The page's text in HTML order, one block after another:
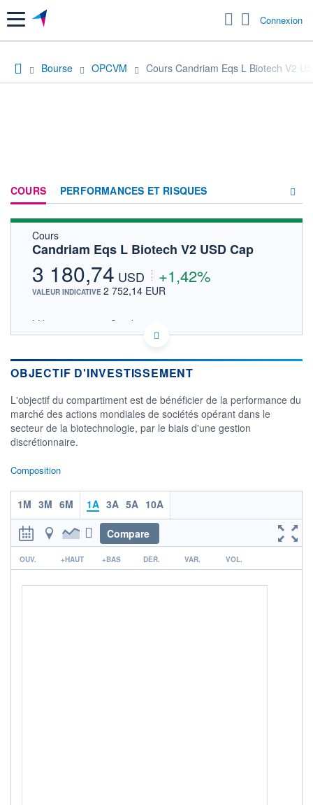
Menu Connexion
Bourse OPCVM Cours Candriam Eqs L Biotech V2
COURS PERFORMANCES ET RISQUES
FORUM
Cours
Candriam Eqs L Biotech V2 USD Cap
3 180,74 USD +1,42%
VALEUR INDICATIVE 2 752,14 EUR
LU2026682919 - Candriam
OPCVM DERNIER COURS CONNU AU 06/08/2026
3 000
CATÉGORIE MORNINGSTAR
Actions Secteur
Biotechnologie
FONDS PARTENAIRES
TARIFS PRIVILÉGIÉS 0%
ÉLIGIBILITÉ
PEA PEA-PME BOURSOVIE LUX
BOURSOVIE
OBJECTIF D'INVESTISSEMENT
L'objectif du compartiment est de bénéficier de la performance du
marché des actions mondiales de sociétés opérant dans le
secteur de la biotechnologie, par le biais d'une gestion
discrétionnaire.
Composition
1M 3M 6M 1A 3A 5A 10A
Compare
r
OUV. +HAUT +BAS DER. VAR. VOL.